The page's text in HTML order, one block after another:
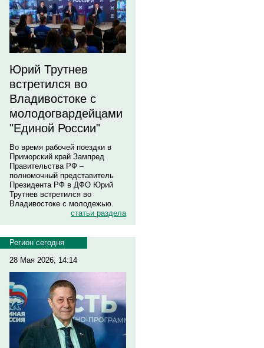
Юрий Трутнев
встретился во
Владивостоке с
молодогвардейцами
"Единой России"
Во время рабочей поездки в
Приморский край Зампред
Правительства РФ –
полномочный представитель
Президента РФ в ДФО Юрий
Трутнев встретился во
Владивостоке с молодежью.
статьи раздела
Регион сегодня
28 Мая 2026, 14:14